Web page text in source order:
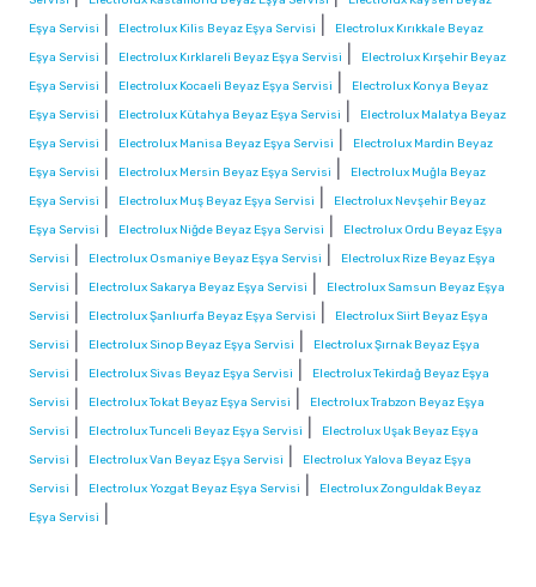
Eşya Servisi
Electrolux Kilis Beyaz Eşya Servisi
Electrolux Kırıkkale Beyaz
Eşya Servisi
Electrolux Kırklareli Beyaz Eşya Servisi
Electrolux Kırşehir Beyaz
Eşya Servisi
Electrolux Kocaeli Beyaz Eşya Servisi
Electrolux Konya Beyaz
Eşya Servisi
Electrolux Kütahya Beyaz Eşya Servisi
Electrolux Malatya Beyaz
Eşya Servisi
Electrolux Manisa Beyaz Eşya Servisi
Electrolux Mardin Beyaz
Eşya Servisi
Electrolux Mersin Beyaz Eşya Servisi
Electrolux Muğla Beyaz
Eşya Servisi
Electrolux Muş Beyaz Eşya Servisi
Electrolux Nevşehir Beyaz
Eşya Servisi
Electrolux Niğde Beyaz Eşya Servisi
Electrolux Ordu Beyaz Eşya
Servisi
Electrolux Osmaniye Beyaz Eşya Servisi
Electrolux Rize Beyaz Eşya
Servisi
Electrolux Sakarya Beyaz Eşya Servisi
Electrolux Samsun Beyaz Eşya
Servisi
Electrolux Şanlıurfa Beyaz Eşya Servisi
Electrolux Siirt Beyaz Eşya
Servisi
Electrolux Sinop Beyaz Eşya Servisi
Electrolux Şırnak Beyaz Eşya
Servisi
Electrolux Sivas Beyaz Eşya Servisi
Electrolux Tekirdağ Beyaz Eşya
Servisi
Electrolux Tokat Beyaz Eşya Servisi
Electrolux Trabzon Beyaz Eşya
Servisi
Electrolux Tunceli Beyaz Eşya Servisi
Electrolux Uşak Beyaz Eşya
Servisi
Electrolux Van Beyaz Eşya Servisi
Electrolux Yalova Beyaz Eşya
Servisi
Electrolux Yozgat Beyaz Eşya Servisi
Electrolux Zonguldak Beyaz
Eşya Servisi